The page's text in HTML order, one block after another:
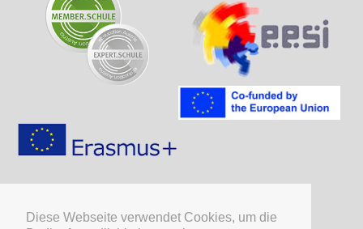
Diese Webseite verwendet Cookies, um die